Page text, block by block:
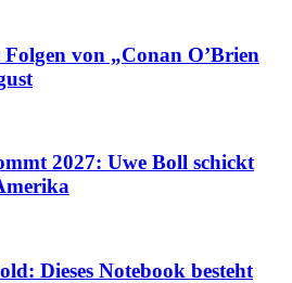
von „Conan O’Brien
2027: Uwe Boll schickt
Dieses Notebook besteht